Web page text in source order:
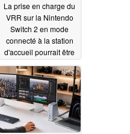
La prise en charge du
VRR sur la Nintendo
Switch 2 en mode
connecté à la station
d'accueil pourrait être
développement
07/11/2026